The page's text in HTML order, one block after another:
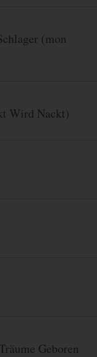
(mon
Wird Nackt)
Geboren